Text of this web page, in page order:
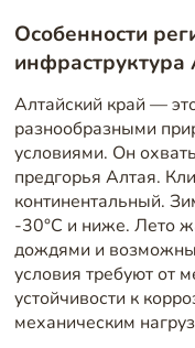
Особенности
инфраструктура
Алтайский край —
разнообразными
условиями. Он
предгорья Алтая.
континентальный.
-30°C и ниже. Лето
дождями и
условия требуют от
устойчивости к
механическим